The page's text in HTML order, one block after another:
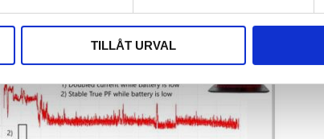
TILLÅT URVAL